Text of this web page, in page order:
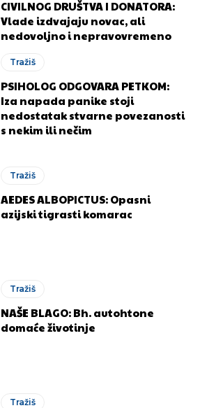
CIVILNOG DRUŠTVA I DONATORA:
Vlade izdvajaju novac, ali
nedovoljno i nepravovremeno
Tražiš
PSIHOLOG ODGOVARA PETKOM:
Iza napada panike stoji
nedostatak stvarne povezanosti
s nekim ili nečim
Tražiš
AEDES ALBOPICTUS: Opasni
azijski tigrasti komarac
Tražiš
NAŠE BLAGO: Bh. autohtone
domaće životinje
Tražiš